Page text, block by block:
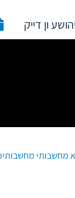
ון דייק
מחשבותי